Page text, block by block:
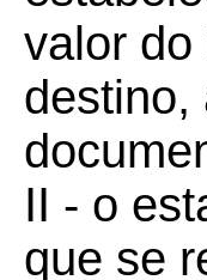
valor do
destino,
II - o
que se